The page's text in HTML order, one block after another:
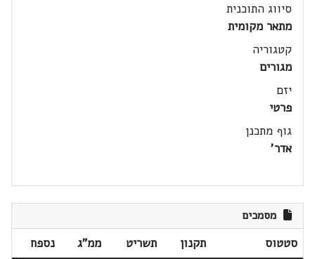
סיווג התוכנית
מתאר מקומית
קטגוריה
מגורים
יזם
פרטי
גוף מתכנן
אדר'
מסמכים
סטטוס תקנון תשריט ממ"ג
נספח